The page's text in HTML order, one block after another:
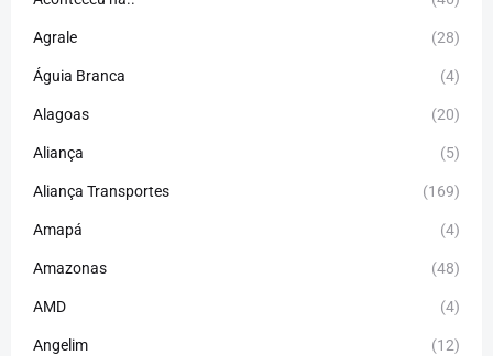
Agrale (28)
Águia Branca (4)
Alagoas (20)
Aliança (5)
Aliança Transportes (169)
Amapá (4)
Amazonas (48)
AMD (4)
Angelim (12)